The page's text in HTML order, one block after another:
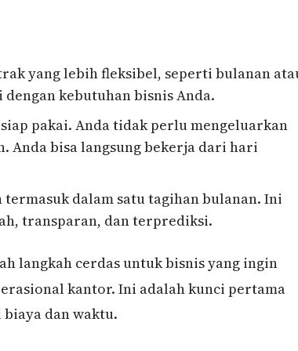
yang lebih fleksibel, seperti bulanan
kebutuhan bisnis Anda.
pakai. Anda tidak perlu mengeluarkan
Anda bisa langsung bekerja dari hari
termasuk dalam satu tagihan bulanan. Ini
transparan, dan terprediksi.
langkah cerdas untuk bisnis yang ingin
kantor. Ini adalah kunci pertama
dan waktu.